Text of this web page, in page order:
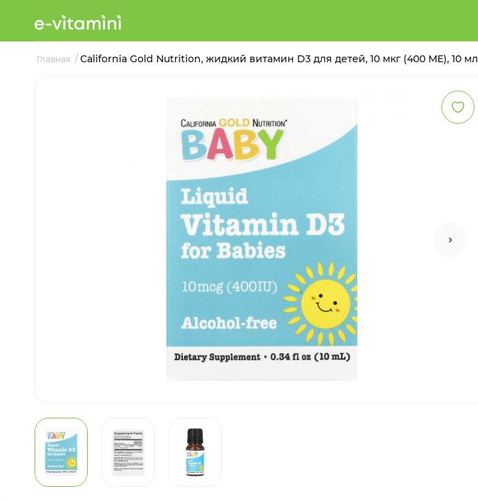
Главная /California Gold Nutrition, жидкий витамин D3 для детей, 10 мкг (400 МЕ), 10 мл